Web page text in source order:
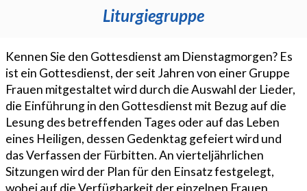
Liturgiegruppe
Kennen Sie den Gottesdienst am Dienstagmorgen? Es
ist ein Gottesdienst, der seit Jahren von einer Gruppe
Frauen mitgestaltet wird durch die Auswahl der Lieder,
die Einführung in den Gottesdienst mit Bezug auf die
Lesung des betreffenden Tages oder auf das Leben
eines Heiligen, dessen Gedenktag gefeiert wird und
das Verfassen der Fürbitten. An vierteljährlichen
Sitzungen wird der Plan für den Einsatz festgelegt,
wobei auf die Verfügbarkeit der einzelnen Frauen